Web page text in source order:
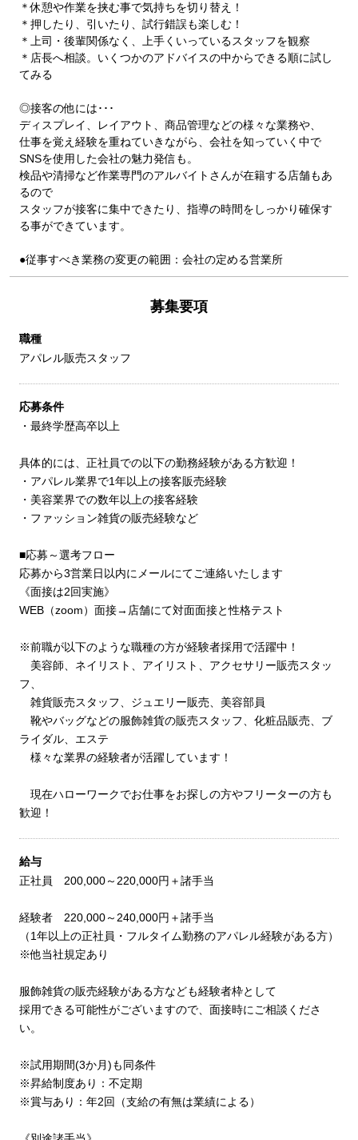
＊休憩や作業を挟む事で気持ちを切り替え！
＊押したり、引いたり、試行錯誤も楽しむ！
＊上司・後輩関係なく、上手くいっているスタッフを観察
＊店長へ相談。いくつかのアドバイスの中からできる順に試し
てみる
◎接客の他には･･･
ディスプレイ、レイアウト、商品管理などの様々な業務や、
仕事を覚え経験を重ねていきながら、会社を知っていく中で
SNSを使用した会社の魅力発信も。
検品や清掃など作業専門のアルバイトさんが在籍する店舗もあ
るので
スタッフが接客に集中できたり、指導の時間をしっかり確保す
る事ができています。
●従事すべき業務の変更の範囲：会社の定める営業所
募集要項
職種
アパレル販売スタッフ
応募条件
・最終学歴高卒以上
具体的には、正社員での以下の勤務経験がある方歓迎！
・アパレル業界で1年以上の接客販売経験
・美容業界での数年以上の接客経験
・ファッション雑貨の販売経験など
■応募～選考フロー
応募から3営業日以内にメールにてご連絡いたします
《面接は2回実施》
WEB（zoom）面接→店舗にて対面面接と性格テスト
※前職が以下のような職種の方が経験者採用で活躍中！
美容師、ネイリスト、アイリスト、アクセサリー販売スタッ
フ、
雑貨販売スタッフ、ジュエリー販売、美容部員
靴やバッグなどの服飾雑貨の販売スタッフ、化粧品販売、ブ
ライダル、エステ
様々な業界の経験者が活躍しています！
現在ハローワークでお仕事をお探しの方やフリーターの方も
歓迎！
給与
正社員 200,000～220,000円＋諸手当
経験者 220,000～240,000円＋諸手当
（1年以上の正社員・フルタイム勤務のアパレル経験がある方）
※他当社規定あり
服飾雑貨の販売経験がある方なども経験者枠として
採用できる可能性がございますので、面接時にご相談くださ
い。
※試用期間(3か月)も同条件
※昇給制度あり：不定期
※賞与あり：年2回（支給の有無は業績による）